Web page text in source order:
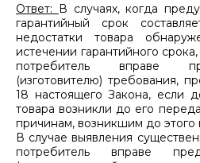
Ответ: В случаях, когда
гарантийный срок
недостатки товара
истечении гарантийного
потребитель вправе
(изготовителю) требования,
18 настоящего Закона, если
товара возникли до его
причинам, возникшим до этого
В случае выявления
потребитель вправе